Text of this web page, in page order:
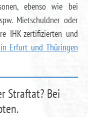
ebenso wie bei
Mietschuldner oder
IHK-zertifizierten und
Erfurt und Thüringen
Straftat? Bei